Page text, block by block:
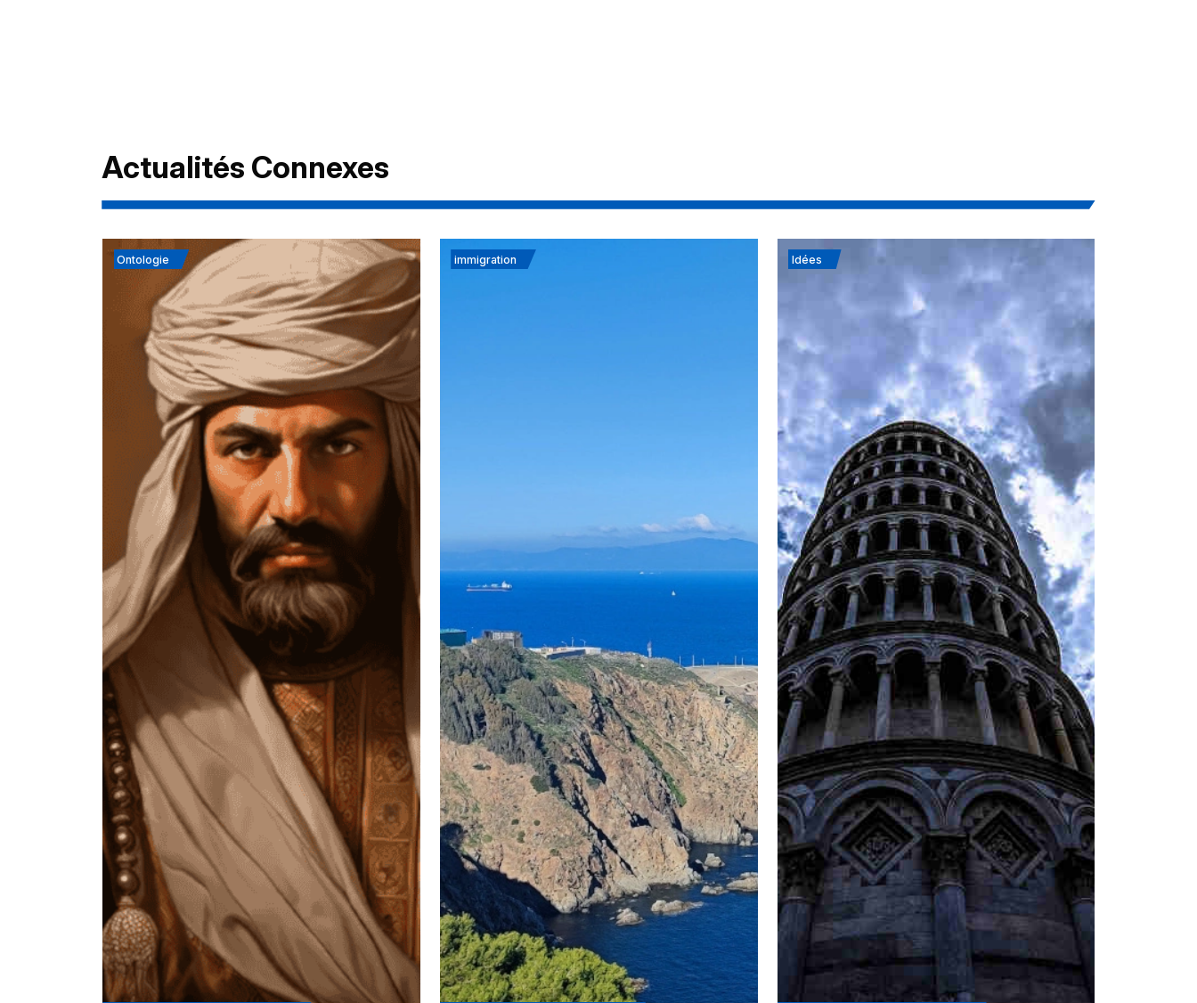
Actualités Connexes
Ontologie immigration Idées